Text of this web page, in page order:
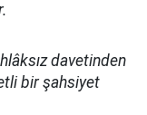
davetinden
bir şahsiyet